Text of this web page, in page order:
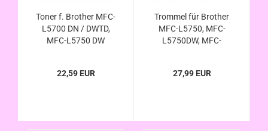
Toner f. Brother MFC-
L5700 DN / DWTD,
MFC-L5750 DW
22,59 EUR
Trommel für Brother
MFC-L5750, MFC-
L5750DW, MFC-
27,99 EUR